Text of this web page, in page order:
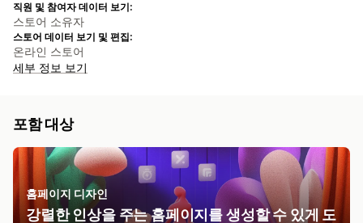
직원 및 참여자 데이터 보기:
스토어 소유자
스토어 데이터 보기 및 편집:
온라인 스토어
세부 정보 보기
포함 대상
홈페이지 디자인
강렬한 인상을 주는 홈페이지를 생성할 수 있게 도